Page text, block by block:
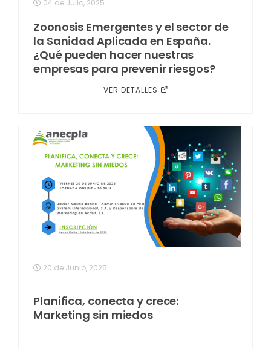
04 de Julio, 2025
Zoonosis Emergentes y el sector de
la Sanidad Aplicada en España.
¿Qué pueden hacer nuestras
empresas para prevenir riesgos?
VER DETALLES
20 de Junio, 2025
Planifica, conecta y crece:
Marketing sin miedos